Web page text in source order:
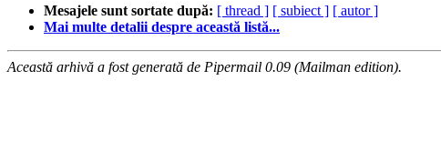
Mesajele sunt sortate după: [ thread ] [ subiect ] [ autor ]
Mai multe detalii despre această listă...
Această arhivă a fost generată de Pipermail 0.09 (Mailman edition).